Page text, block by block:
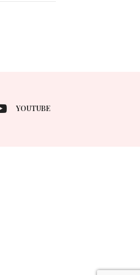
YOUTUBE